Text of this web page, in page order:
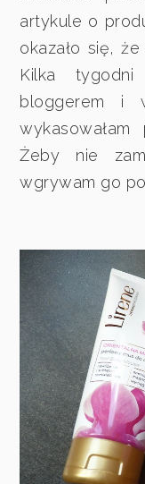
artykule o
okazało się,
Kilka
bloggerem i
Żeby nie
wgrywam go